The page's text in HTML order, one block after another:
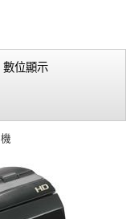
數位顯示